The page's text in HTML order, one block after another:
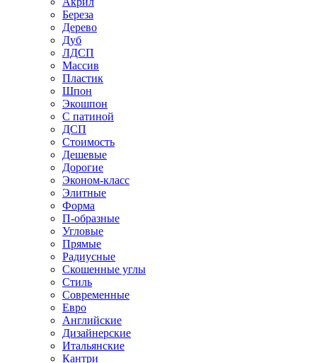
Береза
Дерево
Дуб
ЛДСП
Массив
Пластик
Шпон
Экошпон
С патиной
ДСП
Стоимость
Дешевые
Дорогие
Эконом-класс
Элитные
Форма
П-образные
Угловые
Прямые
Радиусные
Скошенные углы
Стиль
Современные
Евро
Английские
Дизайнерские
Итальянские
Кантри